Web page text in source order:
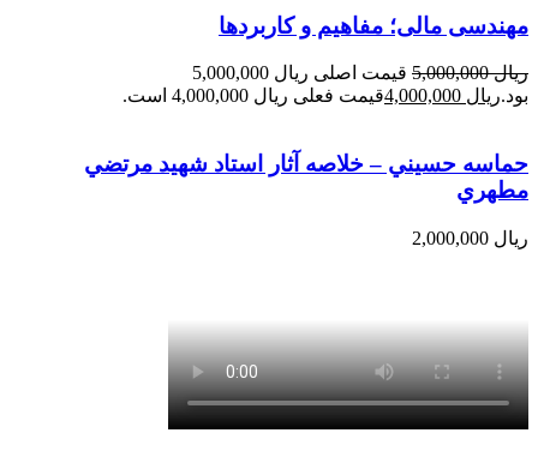
مهندسی مالی؛ مفاهیم و کاربردها
ریال5,000,000
قیمت اصلی ریال 5,000,000
بود.ریال قیمت فعلی ریال 4,000,000 است.
حماسه حسيني – خلاصه آثار استاد شهيد مرتضي
مطهري
ریال